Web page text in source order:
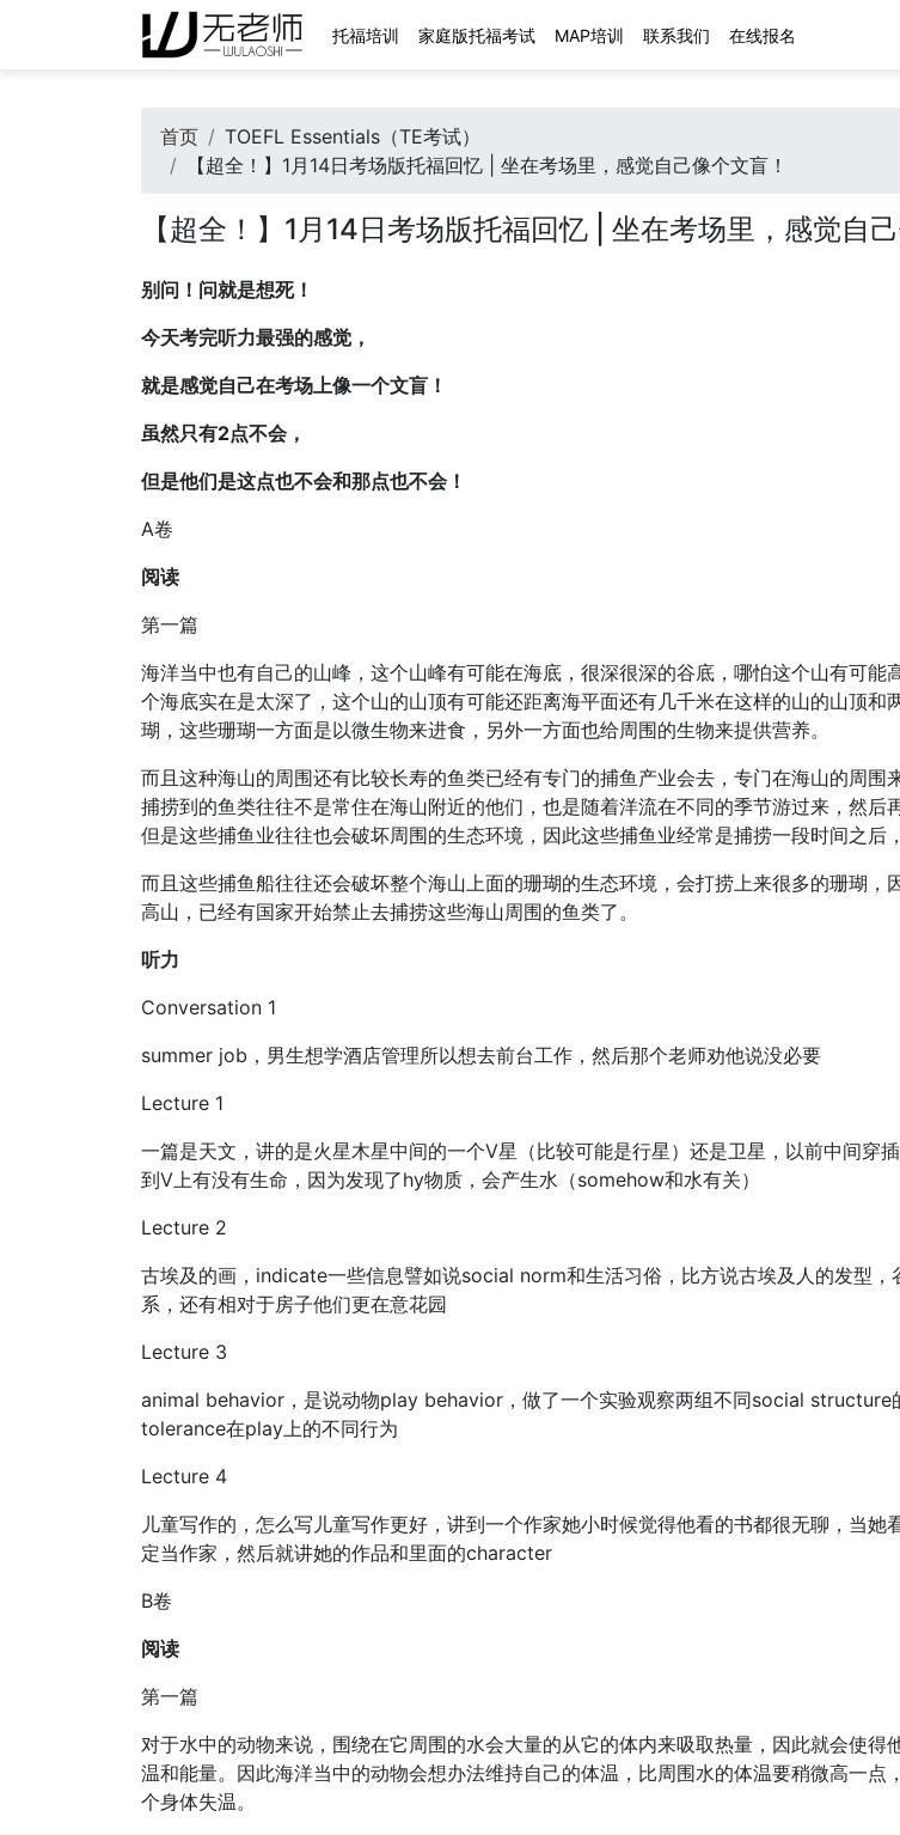
托福培训 家庭版托福考试 MAP培训 联系我们 在线报名
首页
TOEFL Essentials（TE考试）
【超全！】1月14日考场版托福回忆 | 坐在考场里，感觉自己像个文盲！
【超全！】1月14日考场版托福回忆 | 坐在考场里，感觉自
别问！问就是想死！
今天考完听力最强的感觉，
就是感觉自己在考场上像一个文盲！
虽然只有2点不会，
但是他们是这点也不会和那点也不会！
A卷
阅读
第一篇
海洋当中也有自己的山峰，这个山峰有可能在海底，很深很深的谷底，哪怕这个山有可能
个海底实在是太深了，这个山的山顶有可能还距离海平面还有几千米在这样的山的山顶和
瑚，这些珊瑚一方面是以微生物来进食，另外一方面也给周围的生物来提供营养。
而且这种海山的周围还有比较长寿的鱼类已经有专门的捕鱼产业会去，专门在海山的周围
捕捞到的鱼类往往不是常住在海山附近的他们，也是随着洋流在不同的季节游过来，然后
但是这些捕鱼业往往也会破坏周围的生态环境，因此这些捕鱼业经常是捕捞一段时间之后
而且这些捕鱼船往往还会破坏整个海山上面的珊瑚的生态环境，会打捞上来很多的珊瑚，
高山，已经有国家开始禁止去捕捞这些海山周围的鱼类了。
听力
Conversation 1
summer job，男生想学酒店管理所以想去前台工作，然后那个老师劝他说没必要
Lecture 1
一篇是天文，讲的是火星木星中间的一个V星（比较可能是行星）还是卫星，以前中间穿
到V上有没有生命，因为发现了hy物质，会产生水（somehow和水有关）
Lecture 2
古埃及的画，indicate一些信息譬如说social norm和生活习俗，比方说古埃及人的发型，
系，还有相对于房子他们更在意花园
Lecture 3
animal behavior，是说动物play behavior，做了一个实验观察两组不同social structure
tolerance在play上的不同行为
Lecture 4
儿童写作的，怎么写儿童写作更好，讲到一个作家她小时候觉得他看的书都很无聊，当她
定当作家，然后就讲她的作品和里面的character
B卷
阅读
第一篇
对于水中的动物来说，围绕在它周围的水会大量的从它的体内来吸取热量，因此就会使得
温和能量。因此海洋当中的动物会想办法维持自己的体温，比周围水的体温要稍微高一点
个身体失温。